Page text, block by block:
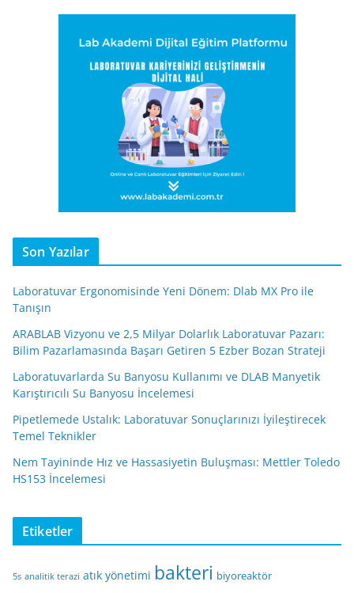
Son Yazılar
Laboratuvar Ergonomisinde Yeni Dönem: Dlab MX Pro ile
Tanışın
ARABLAB Vizyonu ve 2,5 Milyar Dolarlık Laboratuvar Pazarı:
Bilim Pazarlamasında Başarı Getiren 5 Ezber Bozan Strateji
Laboratuvarlarda Su Banyosu Kullanımı ve DLAB Manyetik
Karıştırıcılı Su Banyosu İncelemesi
Pipetlemede Ustalık: Laboratuvar Sonuçlarınızı İyileştirecek
Temel Teknikler
Nem Tayininde Hız ve Hassasiyetin Buluşması: Mettler Toledo
HS153 İncelemesi
Etiketler
5s analitik terazi atık yönetimi bakteri biyoreaktör